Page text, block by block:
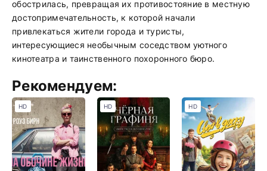
обострилась, превращая их противостояние в местную
достопримечательность, к которой начали
привлекаться жители города и туристы,
интересующиеся необычным соседством уютного
кинотеатра и таинственного похоронного бюро.
Рекомендуем:
HD HD HD